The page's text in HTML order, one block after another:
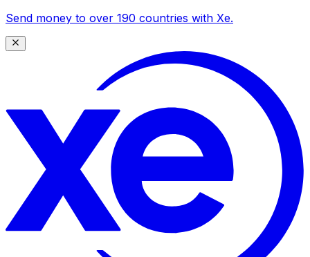
Send money to over 190 countries with Xe.